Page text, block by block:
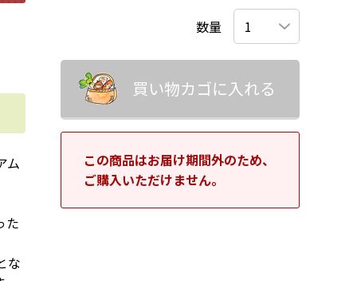
ム
た
な
数量
買い物カゴに入れる
この商品はお届け期間外のため、
ご購入いただけません。